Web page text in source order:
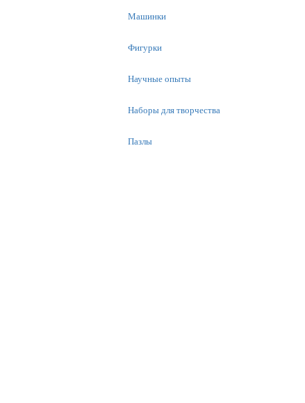
Машинки
Фигурки
Научные опыты
Наборы для творчества
Пазлы